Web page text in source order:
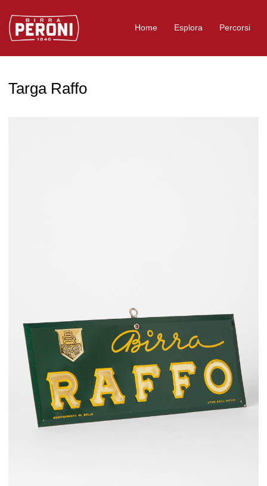
Logo Birra Peroni
Home Esplora Percorsi
Targa Raffo